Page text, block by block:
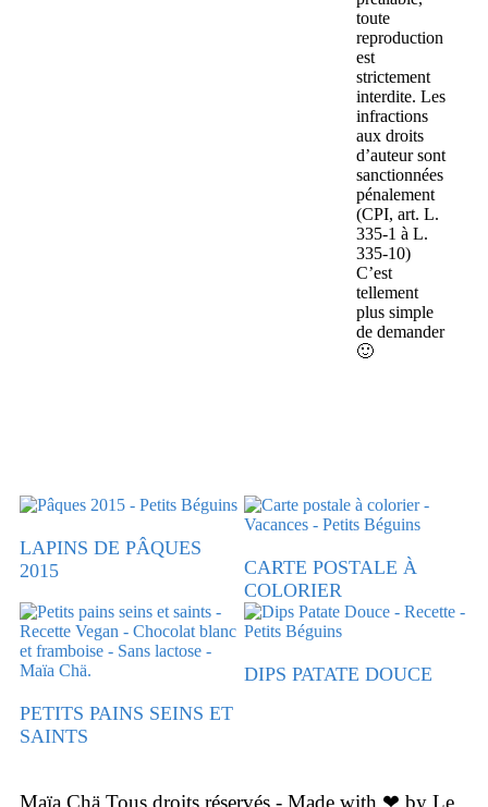
toute
reproduction
est
strictement
interdite. Les
infractions
aux droits
d’auteur sont
sanctionnées
pénalement
(CPI, art. L.
335-1 à L.
335-10)
C’est
tellement
plus simple
de demander
🙂
LAPINS DE PÂQUES
2015
CARTE POSTALE À
COLORIER
PETITS PAINS SEINS ET
SAINTS
DIPS PATATE DOUCE